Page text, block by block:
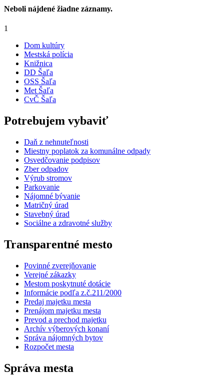
Neboli nájdené žiadne záznamy.
1
Dom kultúry
Mestská polícia
Knižnica
DD Šaľa
OSS Šaľa
Met Šaľa
CvČ Šaľa
Potrebujem vybaviť
Daň z nehnuteľnosti
Miestny poplatok za komunálne odpady
Osvedčovanie podpisov
Zber odpadov
Výrub stromov
Parkovanie
Nájomné bývanie
Matričný úrad
Stavebný úrad
Sociálne a zdravotné služby
Transparentné mesto
Povinné zverejňovanie
Verejné zákazky
Mestom poskytnuté dotácie
Informácie podľa z.č.211/2000
Predaj majetku mesta
Prenájom majetku mesta
Prevod a prechod majetku
Archív výberových konaní
Správa nájomných bytov
Rozpočet mesta
Správa mesta